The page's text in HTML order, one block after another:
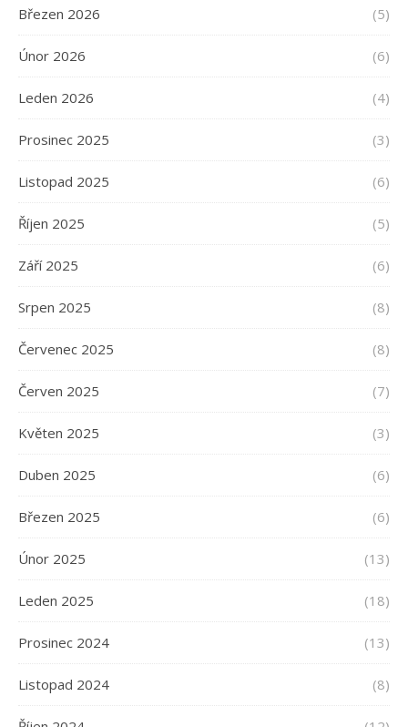
Březen 2026 (5)
Únor 2026 (6)
Leden 2026 (4)
Prosinec 2025 (3)
Listopad 2025 (6)
Říjen 2025 (5)
Září 2025 (6)
Srpen 2025 (8)
Červenec 2025 (8)
Červen 2025 (7)
Květen 2025 (3)
Duben 2025 (6)
Březen 2025 (6)
Únor 2025 (13)
Leden 2025 (18)
Prosinec 2024 (13)
Listopad 2024 (8)